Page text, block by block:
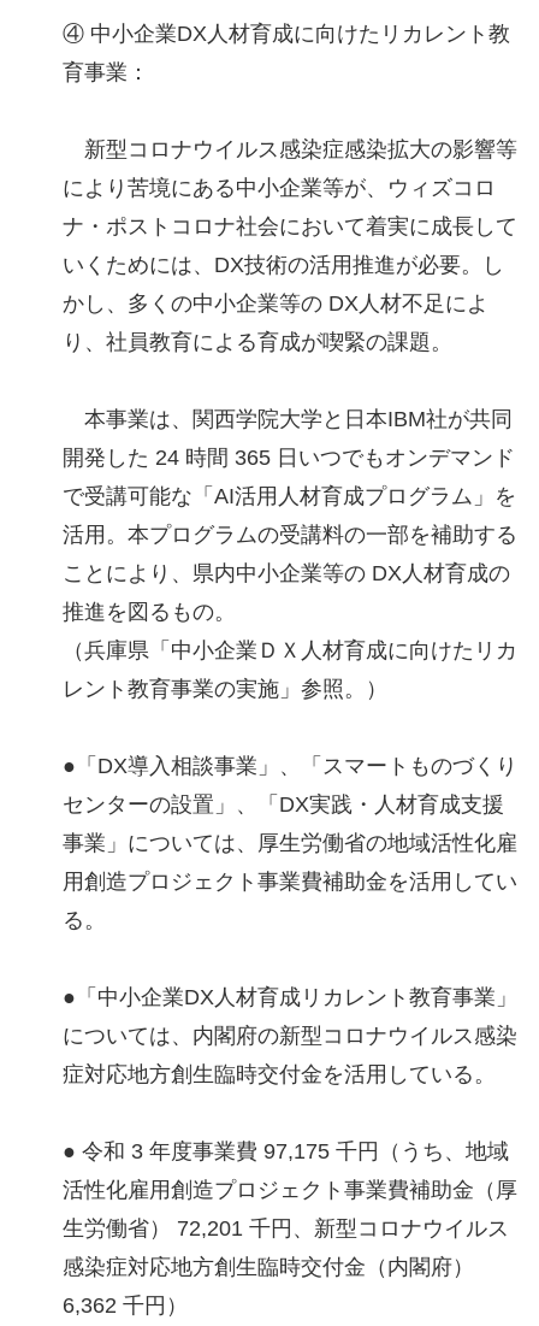
④ 中小企業DX人材育成に向けたリカレント教
育事業：
新型コロナウイルス感染症感染拡大の影響等
により苦境にある中小企業等が、ウィズコロ
ナ・ポストコロナ社会において着実に成長して
いくためには、DX技術の活用推進が必要。し
かし、多くの中小企業等の DX人材不足によ
り、社員教育による育成が喫緊の課題。
本事業は、関西学院大学と日本IBM社が共同
開発した 24 時間 365 日いつでもオンデマンド
で受講可能な「AI活用人材育成プログラム」を
活用。本プログラムの受講料の一部を補助する
ことにより、県内中小企業等の DX人材育成の
推進を図るもの。
（兵庫県「中小企業ＤＸ人材育成に向けたリカ
レント教育事業の実施」参照。）
●「DX導入相談事業」、「スマートものづくり
センターの設置」、「DX実践・人材育成支援
事業」については、厚生労働省の地域活性化雇
用創造プロジェクト事業費補助金を活用してい
る。
●「中小企業DX人材育成リカレント教育事業」
については、内閣府の新型コロナウイルス感染
症対応地方創生臨時交付金を活用している。
● 令和 3 年度事業費 97,175 千円（うち、地域
活性化雇用創造プロジェクト事業費補助金（厚
生労働省） 72,201 千円、新型コロナウイルス
感染症対応地方創生臨時交付金（内閣府）
6,362 千円）